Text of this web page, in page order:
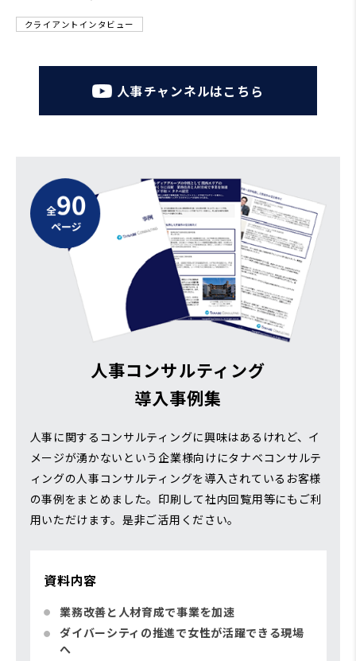
クライアントインタビュー
人事チャンネルはこちら
人事コンサルティング
導入事例集
人事に関するコンサルティングに興味はあるけれど、イ
メージが湧かないという企業様向けにタナベコンサルテ
ィングの人事コンサルティングを導入されているお客様
の事例をまとめました。印刷して社内回覧用等にもご利
用いただけます。是非ご活用ください。
資料内容
業務改善と人材育成で事業を加速
ダイバーシティの推進で女性が活躍できる現場
へ